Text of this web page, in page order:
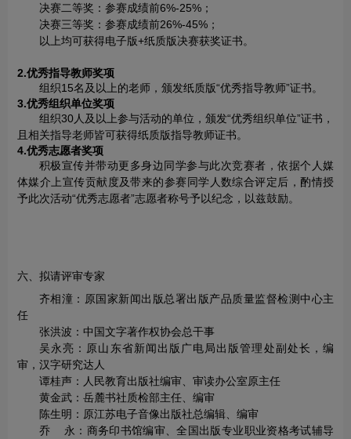
决赛二等奖：参赛成绩前6%-25%；
决赛三等奖：参赛成绩前26%-45%；
以上均可获得电子版+纸质版决赛获奖证书。
2.优秀指导教师奖项
组织15名及以上的老师，颁发纸质版“优秀指导教师”证书。
3.优秀组织单位奖项
组织30人及以上参与活动的单位，颁发“优秀组织单位”证书，
且相关指导老师皆可获得纸质版指导教师证书。
4.优秀志愿者奖项
积极宣传并带动更多身边同学参与此次竞赛者，依据个人媒
体媒介上宣传贡献度及带来的参赛同学人数综合评定后，酌情授
予此次活动“优秀志愿者”志愿者称号予以纪念，以兹鼓励。
六、拟请评审专家
齐相潼：原国家新闻出版总署出版产品质量监督检测中心主
任
张洪波：中国文字著作权协会总干事
吴永亮：原山东省新闻出版广电局出版管理处副处长，编
审，汉字研究达人
谭桂声：人民教育出版社编审、审读办公室原主任
黄金武：岳麓书社质检部主任、编审
陈生明：原江苏电子音像出版社总编辑、编审
乔 永：商务印书馆编审、全国出版专业职业资格考试辅导